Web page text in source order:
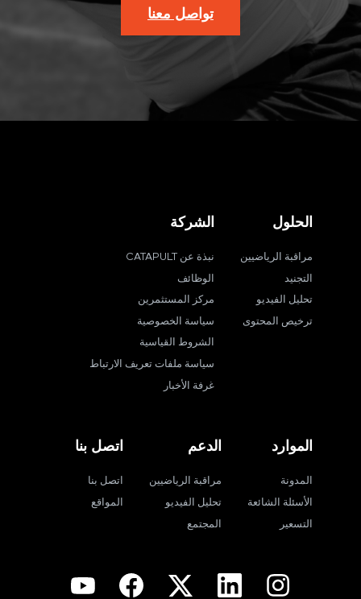
تواصل معنا
الحلول
مراقبة الرياضيين
التجنيد
تحليل الفيديو
ترخيص المحتوى
الشركة
نبذة عن CATAPULT
الوظائف
مركز المستثمرين
سياسة الخصوصية
الشروط القياسية
سياسة ملفات تعريف الارتباط
غرفة الأخبار
الموارد
المدونة
الأسئلة الشائعة
التسعير
الدعم
مراقبة الرياضيين
تحليل الفيديو
المجتمع
اتصل بنا
اتصل بنا
المواقع